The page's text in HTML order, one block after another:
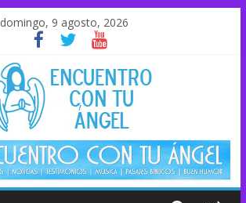
domingo, 9 agosto, 2026